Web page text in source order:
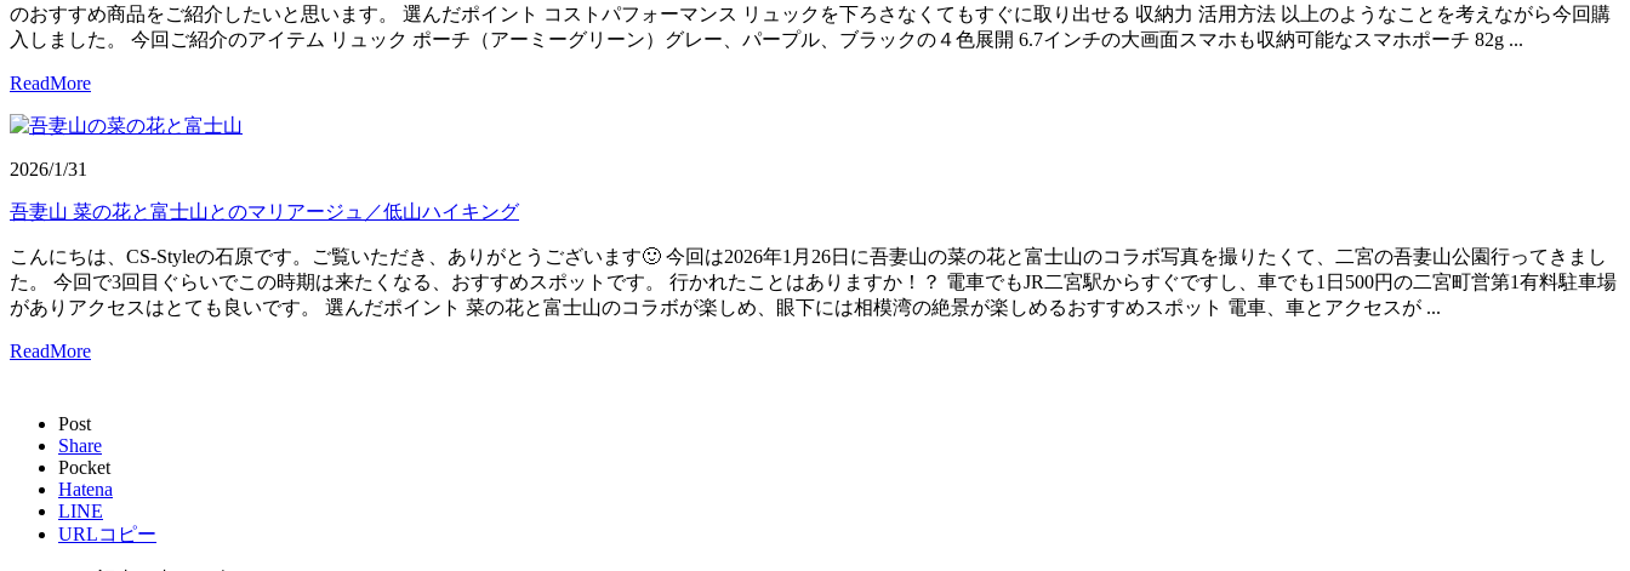
のおすすめ商品をご紹介したいと思います。 選んだポイント コストパフォーマンス リュックを下ろさなくてもすぐに取り出せる 収納力 活用方法 以上のようなことを考えながら今回購
入しました。 今回ご紹介のアイテム リュック ポーチ（アーミーグリーン）グレー、パープル、ブラックの４色展開 6.7インチの大画面スマホも収納可能なスマホポーチ 82g ...
ReadMore
2026/1/31
吾妻山 菜の花と富士山とのマリアージュ／低山ハイキング
こんにちは、CS-Styleの石原です。ご覧いただき、ありがとうございます🙂 今回は2026年1月26日に吾妻山の菜の花と富士山のコラボ写真を撮りたくて、二宮の吾妻山公園行ってきまし
た。 今回で3回目ぐらいでこの時期は来たくなる、おすすめスポットです。 行かれたことはありますか！？ 電車でもJR二宮駅からすぐですし、車でも1日500円の二宮町営第1有料駐車場
がありアクセスはとても良いです。 選んだポイント 菜の花と富士山のコラボが楽しめ、眼下には相模湾の絶景が楽しめるおすすめスポット 電車、車とアクセスが ...
ReadMore
Post
Share
Pocket
Hatena
LINE
URLコピー